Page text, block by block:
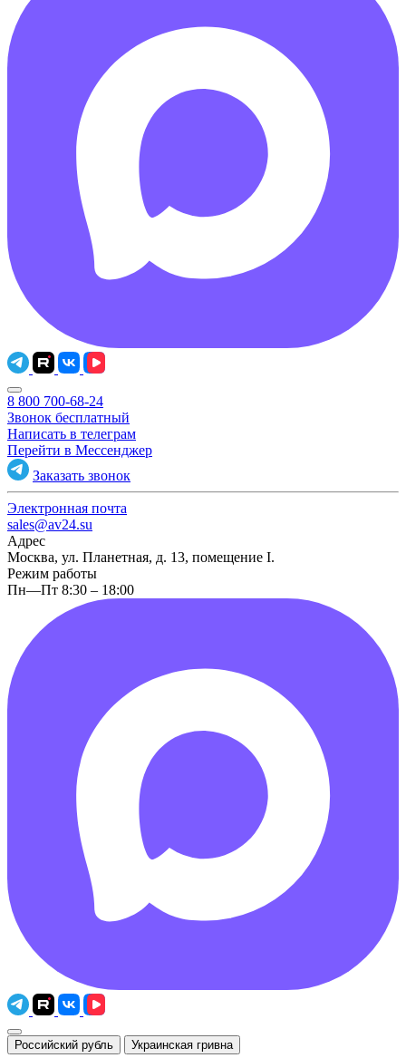
8 800 700-68-24
Звонок бесплатный
Написать в телеграм
Перейти в Мессенджер
Заказать звонок
Электронная почта
sales@av24.su
Адрес
Москва, ул. Планетная, д. 13, помещение I.
Режим работы
Пн—Пт 8:30 – 18:00
Российский рубль Украинская гривна